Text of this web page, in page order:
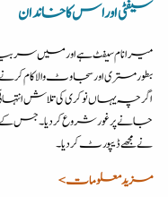
سیفٹی اور اس کا خاندان
میرا نام سیفٹ ہے اور میں
بطور مستری اور سجاوٹ والا کام
اگرچہ یہاں نوکری کی تلاش
جانے پر غور شروع کردیا ۔ جس
نے مجھے ڈیپورٹ کردیا۔
مزید معلومات >